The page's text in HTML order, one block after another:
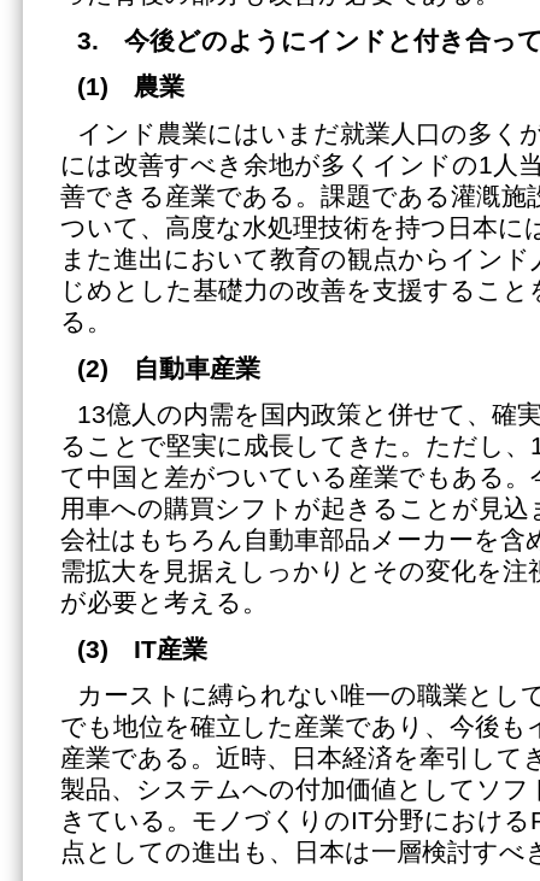
3. 今後どのようにインドと付き合っ
(1) 農業
インド農業にはいまだ就業人口の多く
には改善すべき余地が多くインドの1人
善できる産業である。課題である灌漑施
ついて、高度な水処理技術を持つ日本に
また進出において教育の観点からインド
じめとした基礎力の改善を支援するこ
る。
(2) 自動車産業
13億人の内需を国内政策と併せて、確
ることで堅実に成長してきた。ただし
て中国と差がついている産業でもある。
用車への購買シフトが起きることが見込
会社はもちろん自動車部品メーカーを含
需拡大を見据えしっかりとその変化を
が必要と考える。
(3) IT産業
カーストに縛られない唯一の職業とし
でも地位を確立した産業であり、今後も
産業である。近時、日本経済を牽引して
製品、システムへの付加価値としてソ
きている。モノづくりのIT分野における
点としての進出も、日本は一層検討すべ